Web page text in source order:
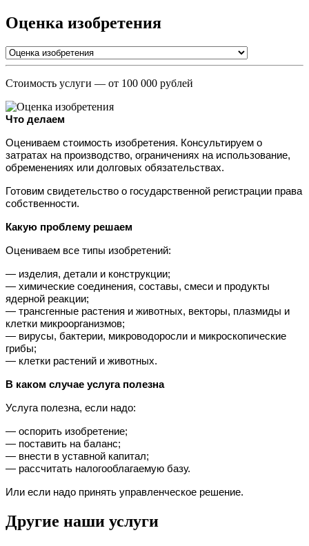
Оценка изобретения
Стоимость услуги — от 100 000 рублей
Что делаем
Оцениваем стоимость изобретения. Консультируем о
затратах на производство, ограничениях на использование,
обременениях или долговых обязательствах.
Готовим свидетельство о государственной регистрации права
собственности.
Какую проблему решаем
Оцениваем все типы изобретений:
— изделия, детали и конструкции;
— химические соединения, составы, смеси и продукты
ядерной реакции;
— трансгенные растения и животных, векторы, плазмиды и
клетки микроорганизмов;
— вирусы, бактерии, микроводоросли и микроскопические
грибы;
— клетки растений и животных.
В каком случае услуга полезна
Услуга полезна, если надо:
— оспорить изобретение;
— поставить на баланс;
— внести в уставной капитал;
— рассчитать налогооблагаемую базу.
Или если надо принять управленческое решение.
Другие наши услуги